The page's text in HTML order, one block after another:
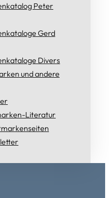
Peter
Gerd
Divers
und andere
Literatur